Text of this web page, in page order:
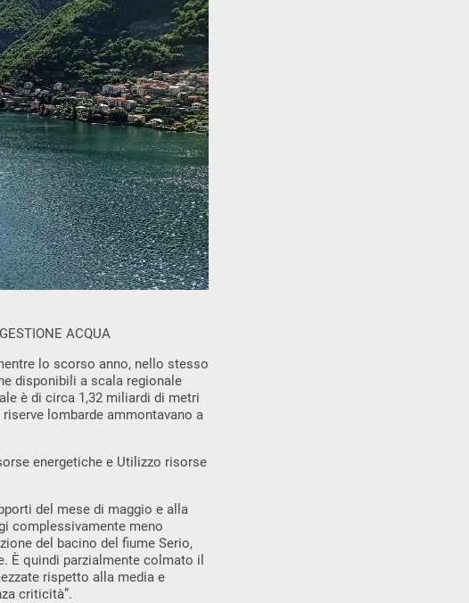
ACQUA
lo scorso anno, nello stesso
disponibili a scala regionale
è di circa 1,32 miliardi di metri
lombarde ammontavano a
energetiche e Utilizzo risorse
del mese di maggio e alla
complessivamente meno
del bacino del fiume Serio,
È quindi parzialmente colmato il
rispetto alla media e
criticità”.